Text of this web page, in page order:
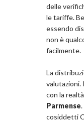
delle
le tariffe.
essendo
non è
facilmente.
La
valutazioni.
con la
Parmense
cosiddetti